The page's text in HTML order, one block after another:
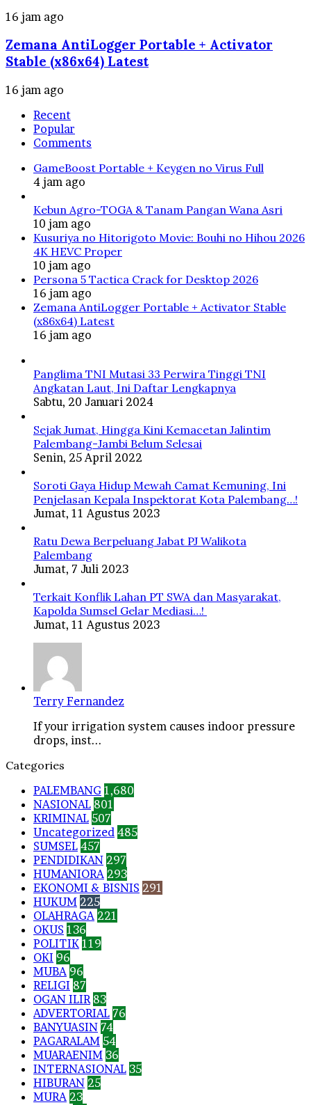
16 jam ago
Zemana AntiLogger Portable + Activator
Stable (x86x64) Latest
16 jam ago
Recent
Popular
Comments
GameBoost Portable + Keygen no Virus Full
4 jam ago
Kebun Agro-TOGA & Tanam Pangan Wana Asri
10 jam ago
Kusuriya no Hitorigoto Movie: Bouhi no Hihou 2026
4K HEVC Proper
10 jam ago
Persona 5 Tactica Crack for Desktop 2026
16 jam ago
Zemana AntiLogger Portable + Activator Stable
(x86x64) Latest
16 jam ago
Panglima TNI Mutasi 33 Perwira Tinggi TNI
Angkatan Laut, Ini Daftar Lengkapnya
Sabtu, 20 Januari 2024
Sejak Jumat, Hingga Kini Kemacetan Jalintim
Palembang-Jambi Belum Selesai
Senin, 25 April 2022
Soroti Gaya Hidup Mewah Camat Kemuning, Ini
Penjelasan Kepala Inspektorat Kota Palembang…!
Jumat, 11 Agustus 2023
Ratu Dewa Berpeluang Jabat PJ Walikota
Palembang
Jumat, 7 Juli 2023
Terkait Konflik Lahan PT SWA dan Masyarakat,
Kapolda Sumsel Gelar Mediasi…!
Jumat, 11 Agustus 2023
Terry Fernandez
If your irrigation system causes indoor pressure
drops, inst...
Categories
PALEMBANG 1,680
NASIONAL 801
KRIMINAL 507
Uncategorized 485
SUMSEL 457
PENDIDIKAN 297
HUMANIORA 293
EKONOMI & BISNIS 291
HUKUM 225
OLAHRAGA 221
OKUS 136
POLITIK 119
OKI 96
MUBA 96
RELIGI 87
OGAN ILIR 83
ADVERTORIAL 76
BANYUASIN 74
PAGARALAM 54
MUARAENIM 36
INTERNASIONAL 35
HIBURAN 25
MURA 23